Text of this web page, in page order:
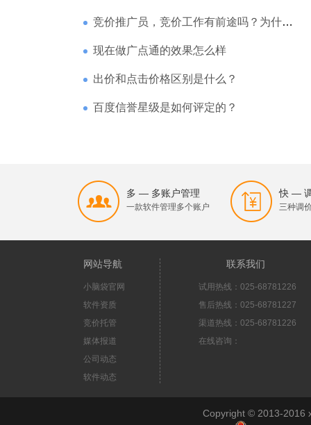
竞价推广员，竞价工作有前途吗？为什么待遇那么高
现在做广点通的效果怎么样
出价和点击价格区别是什么？
百度信誉星级是如何评定的？
多 — 多账户管理
一款软件管理多个账户
快 —
三种调
网站导航
小脑袋官网
软件资质
竞价托管
媒体报道
公司动态
软件动态
联系我们
试用热线：025-68781226
售后热线：025-68781227
渠道热线：025-68781226
在线咨询：
Copyright © 2013-2016